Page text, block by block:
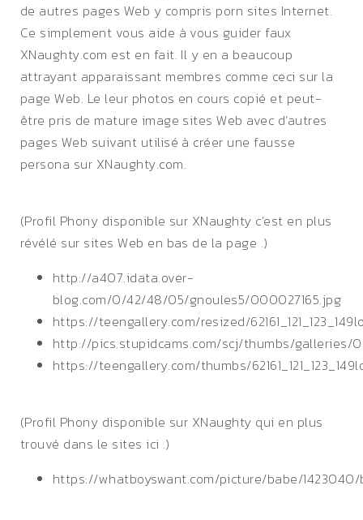
de autres pages Web y compris porn sites Internet.
Ce simplement vous aide à vous guider faux
XNaughty.com est en fait. Il y en a beaucoup
attrayant apparaissant membres comme ceci sur la
page Web. Le leur photos en cours copié et peut-
être pris de mature image sites Web avec d’autres
pages Web suivant utilisé à créer une fausse
persona sur XNaughty.com.
(Profil Phony disponible sur XNaughty c’est en plus
révélé sur sites Web en bas de la page .)
http://a407.idata.over-
blog.com/0/42/48/05/gnoules5/000027165.jpg
https://teengallery.com/resized/
http://pics.stupidcams.com/scj/thumbs/galleries/
https://teengallery.com/thumbs/
(Profil Phony disponible sur XNaughty qui en plus
trouvé dans le sites ici .)
https://whatboyswant.com/picture/babe/